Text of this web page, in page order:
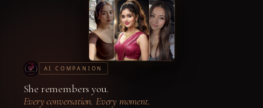
AI COMPANION
She remembers you.
Every conversation. Every moment.